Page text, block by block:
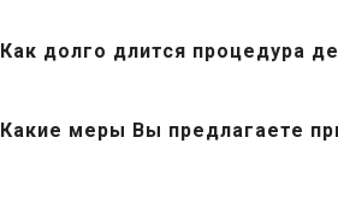
Как долго длится процедура
Какие меры Вы предлагаете